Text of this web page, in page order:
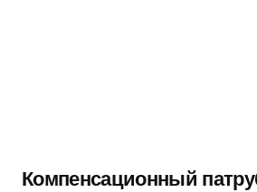
Компенсационный